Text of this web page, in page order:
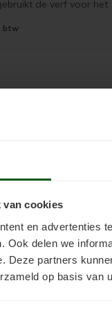
van cookies
en advertenties
Ook delen we
Deze partners
op basis van
de verf voor het
plavuizen,
btw